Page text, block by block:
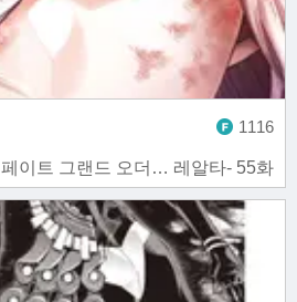
페이트 그랜드 오더… 레알타- 55화
1116